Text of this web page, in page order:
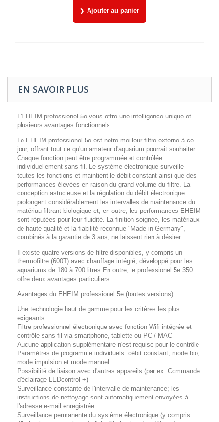
Ajouter au panier
EN SAVOIR PLUS
L'EHEIM professionel 5e vous offre une intelligence unique et
plusieurs avantages fonctionnels.
Le EHEIM professionel 5e est notre meilleur filtre externe à ce
jour, offrant tout ce qu'un amateur d'aquarium pourrait souhaiter.
Chaque fonction peut être programmée et contrôlée
individuellement sans fil. Le système électronique surveille
toutes les fonctions et maintient le débit constant ainsi que des
performances élevées en raison du grand volume du filtre. La
conception astucieuse et la régulation du débit électronique
prolongent considérablement les intervalles de maintenance du
matériau filtrant biologique et, en outre, les performances EHEIM
sont réputées pour leur fluidité. La finition soignée, les matériaux
de haute qualité et la fiabilité reconnue "Made in Germany",
combinés à la garantie de 3 ans, ne laissent rien à désirer.
Il existe quatre versions de filtre disponibles, y compris un
thermofiltre (600T) avec chauffage intégré, développé pour les
aquariums de 180 à 700 litres.En outre, le professionel 5e 350
offre deux avantages particuliers:
Avantages du EHEIM professionel 5e (toutes versions)
Une technologie haut de gamme pour les critères les plus
exigeants
Filtre professionnel électronique avec fonction Wifi intégrée et
contrôle sans fil via smartphone, tablette ou PC / MAC
Aucune application supplémentaire n'est requise pour le contrôle
Paramètres de programme individuels: débit constant, mode bio,
mode impulsion et mode manuel
Possibilité de liaison avec d'autres appareils (par ex. Commande
d'éclairage LEDcontrol +)
Surveillance constante de l'intervalle de maintenance; les
instructions de nettoyage sont automatiquement envoyées à
l'adresse e-mail enregistrée
Surveillance permanente du système électronique (y compris